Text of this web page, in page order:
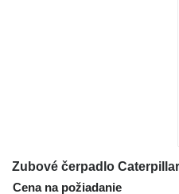
Cena na požiadanie